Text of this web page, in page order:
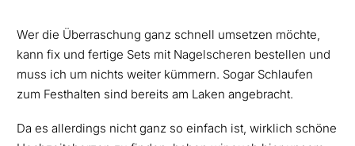
Wer die Überraschung ganz schnell umsetzen möchte,
kann fix und fertige Sets mit Nagelscheren bestellen und
muss ich um nichts weiter kümmern. Sogar Schlaufen
zum Festhalten sind bereits am Laken angebracht.
Da es allerdings nicht ganz so einfach ist, wirklich schöne